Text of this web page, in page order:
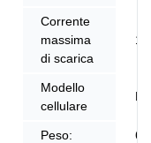
Corrente
massima
di scarica
Modello
cellulare
Peso: